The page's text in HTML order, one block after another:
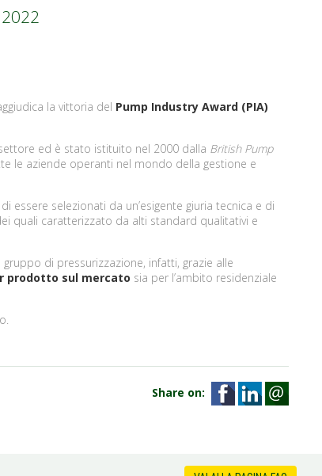
la vittoria del Pump Industry Award (PIA)
ed è stato istituito nel 2000 dalla British Pump
le aziende operanti nel mondo della gestione e
essere selezionati da un’esigente giuria tecnica e di
quali caratterizzato da alti standard qualitativi e
di pressurizzazione, infatti, grazie alle
prodotto sul mercato sia per l’ambito residenziale
Share on: